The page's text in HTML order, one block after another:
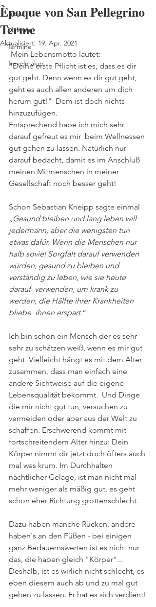
Travel
Malevent
Termine
Travelmaker
Èpoque von San Pellegrino
Terme
Aktualisiert: 19. Apr. 2021
Mein Lebensmotto lautet:
"Deine erste Pflicht ist es, dass es dir
gut geht. Denn wenn es dir gut geht,
geht es auch allen anderen um dich
herum gut!"  Dem ist doch nichts
hinzuzufügen.
Entsprechend habe ich mich sehr
darauf gefreut es mir  beim Wellnessen
gut gehen zu lassen. Natürlich nur
darauf bedacht, damit es im Anschluß
meinen Mitmenschen in meiner
Gesellschaft noch besser geht!
Schon Sebastian Kneipp sagte einmal
„Gesund bleiben und lang leben will
jedermann, aber die wenigsten tun
etwas dafür. Wenn die Menschen nur
halb soviel Sorgfalt darauf verwenden
würden, gesund zu bleiben und
verständig zu leben, wie sie heute
darauf  verwenden, um krank zu
werden, die Hälfte ihrer Krankheiten
bliebe  ihnen erspart.“
Ich bin schon ein Mensch der es sehr
sehr zu schätzen weiß, wenn es mir gut
geht. Vielleicht hängt es mit dem Alter
zusammen, dass man einfach eine
andere Sichtweise auf die eigene
Lebensqualität bekommt.  Und Dinge
die mir nicht gut tun, versuchen zu
vermeiden oder aber aus der Welt zu
schaffen. Erschwerend kommt mit
fortschreitendem Alter hinzu: Dein
Körper nimmt dir jetzt doch öfters auch
mal was krum. Im Durchhalten
nächtlicher Gelage, ist man nicht mal
mehr weniger als mäßig gut, es geht
schon eher Richtung grottenschlecht.
Dazu haben manche Rücken, andere
haben`s an den Füßen - bei einigen
ganz Bedauernswerten ist es nicht nur
das, die haben gleich "Körper"...
Deshalb, ist es wirlich nicht schlecht, es
eben diesem auch ab und zu mal gut
gehen zu lassen. Er hat es sich verdient!